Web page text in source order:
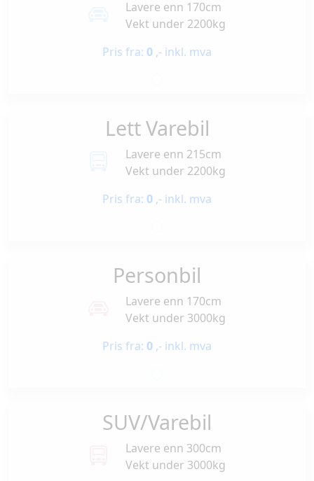
Lavere enn 170cm
Vekt under 2200kg
Pris fra: 0 ,- inkl. mva
Lett Varebil
Lavere enn 215cm
Vekt under 2200kg
Pris fra: 0 ,- inkl. mva
Personbil
Lavere enn 170cm
Vekt under 3000kg
Pris fra: 0 ,- inkl. mva
SUV/Varebil
Lavere enn 300cm
Vekt under 3000kg